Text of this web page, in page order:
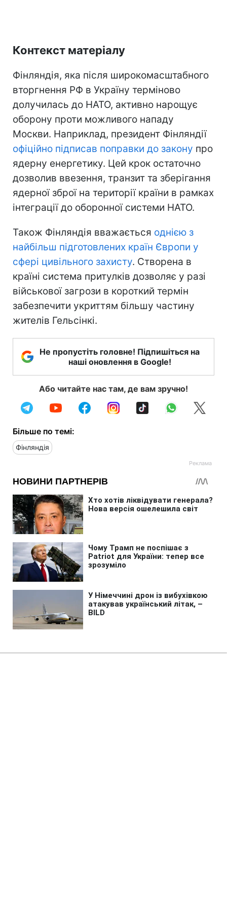
Контекст матеріалу
Фінляндія, яка після широкомасштабного
вторгнення РФ в Україну терміново
долучилась до НАТО, активно нарощує
оборону проти можливого нападу
Москви. Наприклад, президент Фінляндії
офіційно підписав поправки до закону про
ядерну енергетику. Цей крок остаточно
дозволив ввезення, транзит та зберігання
ядерної зброї на території країни в рамках
інтеграції до оборонної системи НАТО.
Також Фінляндія вважається однією з
найбільш підготовлених країн Європи у
сфері цивільного захисту. Створена в
країні система притулків дозволяє у разі
військової загрози в короткий термін
забезпечити укриттям більшу частину
жителів Гельсінкі.
Не пропустіть головне! Підпишіться на
наші оновлення в Google!
Або читайте нас там, де вам зручно!
Більше по темі:
Фінляндія